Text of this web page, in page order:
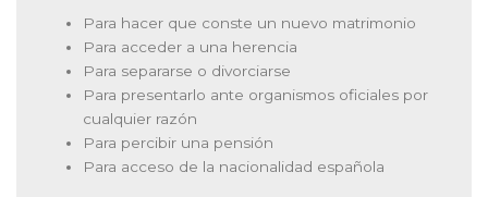
Para hacer que conste un nuevo matrimonio
Para acceder a una herencia
Para separarse o divorciarse
Para presentarlo ante organismos oficiales por
cualquier razón
Para percibir una pensión
Para acceso de la nacionalidad española